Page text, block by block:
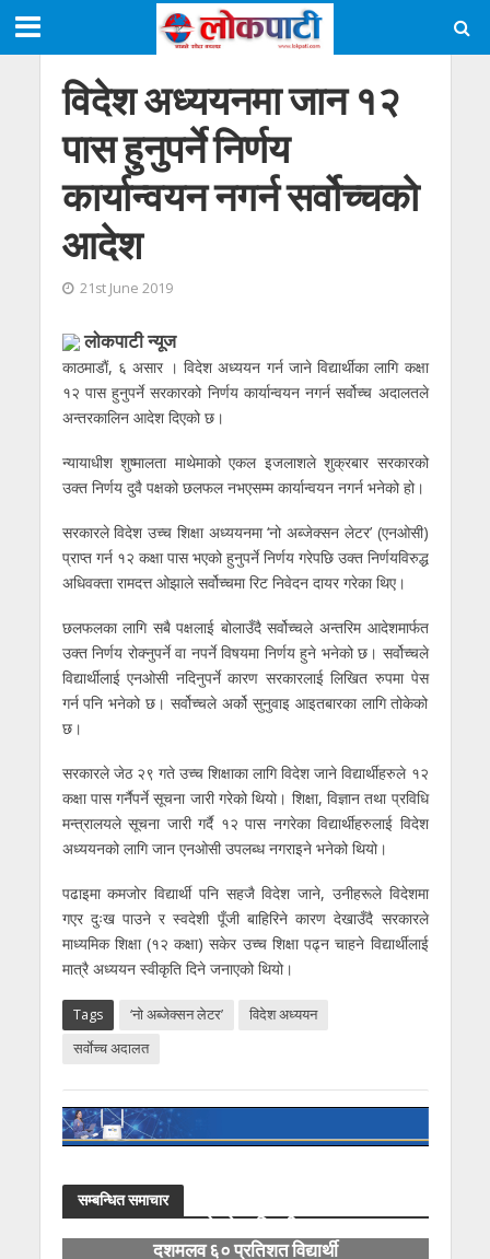
विदेश अध्ययनमा जान १२
पास हुनुपर्ने निर्णय
कार्यान्वयन नगर्न सर्वोच्चकाे
आदेश
21st June 2019
लाेकपाटी न्यूज
काठमाडाैं, ६ असार । विदेश अध्ययन गर्न जाने विद्यार्थीका लागि कक्षा
१२ पास हुनुपर्ने सरकारको निर्णय कार्यान्वयन नगर्न सर्वोच्च अदालतले
अन्तरकालिन आदेश दिएको छ।
न्यायाधीश शुष्मालता माथेमाको एकल इजलाशले शुक्रबार सरकारको
उक्त निर्णय दुवै पक्षको छलफल नभएसम्म कार्यान्वयन नगर्न भनेको हो।
सरकारले विदेश उच्च शिक्षा अध्ययनमा ‘नो अब्जेक्सन लेटर’ (एनओसी)
प्राप्त गर्न १२ कक्षा पास भएको हुनुपर्ने निर्णय गरेपछि उक्त निर्णयविरुद्ध
अधिवक्ता रामदत्त ओझाले सर्वोच्चमा रिट निवेदन दायर गरेका थिए।
छलफलका लागि सबै पक्षलाई बोलाउँदै सर्वोच्चले अन्तरिम आदेशमार्फत
उक्त निर्णय रोक्नुपर्ने वा नपर्ने विषयमा निर्णय हुने भनेको छ। सर्वोच्चले
विद्यार्थीलाई एनओसी नदिनुपर्ने कारण सरकारलाई लिखित रुपमा पेस
गर्न पनि भनेको छ। सर्वोच्चले अर्को सुनुवाइ आइतबारका लागि तोकेको
छ।
सरकारले जेठ २९ गते उच्च शिक्षाका लागि विदेश जाने विद्यार्थीहरुले १२
कक्षा पास गर्नैपर्ने सूचना जारी गरेको थियो। शिक्षा, विज्ञान तथा प्रविधि
मन्त्रालयले सूचना जारी गर्दै १२ पास नगरेका विद्यार्थीहरुलाई विदेश
अध्ययनको लागि जान एनओसी उपलब्ध नगराइने भनेको थियो।
पढाइमा कमजोर विद्यार्थी पनि सहजै विदेश जाने, उनीहरूले विदेशमा
गएर दुःख पाउने र स्वदेशी पूँजी बाहिरिने कारण देखाउँदै सरकारले
माध्यमिक शिक्षा (१२ कक्षा) सकेर उच्च शिक्षा पढ्न चाहने विद्यार्थीलाई
मात्रै अध्ययन स्वीकृति दिने जनाएको थियो।
Tags ‘नो अब्जेक्सन लेटर’
विदेश अध्ययन
सर्वाेच्च अदालत
सम्बन्धित समाचार
कक्षा १२ को ग्रेडवृद्धि परीक्षामा ७०
दशमलव ६० प्रतिशत विद्यार्थी